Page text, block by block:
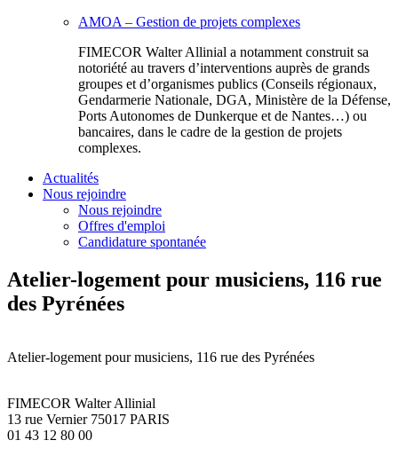
AMOA – Gestion de projets complexes
FIMECOR Walter Allinial a notamment construit sa
notoriété au travers d’interventions auprès de grands
groupes et d’organismes publics (Conseils régionaux,
Gendarmerie Nationale, DGA, Ministère de la Défense,
Ports Autonomes de Dunkerque et de Nantes…) ou
bancaires, dans le cadre de la gestion de projets
complexes.
Actualités
Nous rejoindre
Nous rejoindre
Offres d'emploi
Candidature spontanée
Atelier-logement pour musiciens, 116 rue
des Pyrénées
Atelier-logement pour musiciens, 116 rue des Pyrénées
FIMECOR Walter Allinial
13 rue Vernier 75017 PARIS
01 43 12 80 00